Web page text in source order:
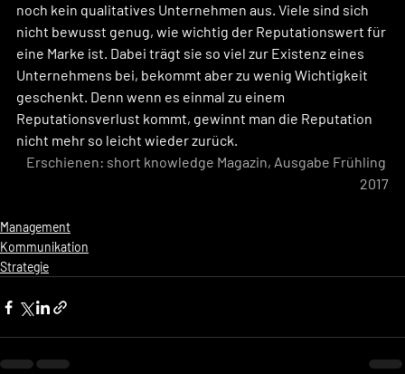
noch kein qualitatives Unternehmen aus. Viele sind sich
nicht bewusst genug, wie wichtig der Reputationswert für
eine Marke ist. Dabei trägt sie so viel zur Existenz eines
Unternehmens bei, bekommt aber zu wenig Wichtigkeit
geschenkt. Denn wenn es einmal zu einem
Reputationsverlust kommt, gewinnt man die Reputation
nicht mehr so leicht wieder zurück.
Erschienen: short knowledge Magazin, Ausgabe Frühling
2017
Management
Kommunikation
Strategie